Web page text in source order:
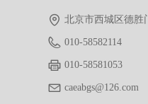
北京市西城区德胜
010-58582114
010-58581053
caeabgs@126.com